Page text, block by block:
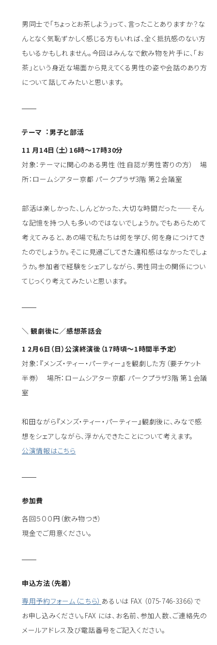
男同⼠で「ちょっとお茶しよう」って、⾔ったことありますか？な
んとなく気恥ずかしく感じる方もいれば、全く抵抗感のない方
もいるかもしれません。今回はみんなで飲み物を⽚⼿に、「お
茶」という⾝近な場⾯から⾒えてくる男性の姿や会話のあり方
について話してみたいと思います。
テーマ︓男子と部活
11 月14日（土）16時～17時30分
対象：テーマに関心のある男性（性自認が男性寄りの方） 場
所：ロームシアター京都 パークプラザ3階 第２会議室
部活は楽しかった、しんどかった、⼤切な時間だった——そん
な記憶を持つ人も多いのではないでしょうか。でもあらためて
考えてみると、あの場で私たちは何を学び、何を⾝につけてき
たのでしょうか。そこに⾒過ごしてきた違和感はなかったでしょ
うか。参加者で経験をシェアしながら、男性同⼠の関係につい
てじっくり考えてみたいと思います。
＼ 観劇後に／感想茶話会
1 2月6日（日）公演終演後（17時頃～1時間半予定）
対象：『メンズ・ティー・パーティー』を観劇した方（要チケット
半券） 場所：ロームシアター京都 パークプラザ3階 第１会議
室
和田ながら『メンズ・ティー・パーティー』観劇後に、みなで感
想をシェアしながら、浮かんできたことについて考えます。
公演情報はこちら
参加費
各回５００円（飲み物つき）
現金でご用意ください。
申込方法（先着）
専用予約フォーム（こちら） あるいは FAX （075-746-3366）で
お申し込みください。FAX には、お名前、参加人数、ご連絡先の
メールアドレス及び電話番号をご記入ください。